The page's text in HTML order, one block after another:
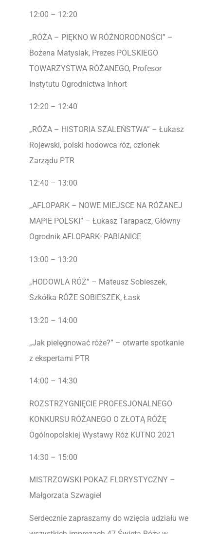
12:00 – 12:20
„RÓŻA – PIĘKNO W RÓŻNORODNOŚCI” –
Bożena Matysiak, Prezes POLSKIEGO
TOWARZYSTWA RÓŻANEGO, Profesor
Instytutu Ogrodnictwa Inhort
12:20 – 12:40
„RÓŻA – HISTORIA SZALEŃSTWA” – Łukasz
Rojewski, polski hodowca róż, członek
Zarządu PTR
12:40 – 13:00
„AFLOPARK – NOWE MIEJSCE NA RÓŻANEJ
MAPIE POLSKI” – Łukasz Tarapacz, Główny
Ogrodnik AFLOPARK- PABIANICE
13:00 – 13:20
„HODOWLA RÓŻ” – Mateusz Sobieszek,
Szkółka RÓŻE SOBIESZEK, Łask
13:20 – 14:00
„Jak pielęgnować róże?” – otwarte spotkanie
z ekspertami PTR
14:00 – 14:30
ROZSTRZYGNIĘCIE PROFESJONALNEGO
KONKURSU RÓŻANEGO O ZŁOTĄ RÓŻĘ
Ogólnopolskiej Wystawy Róż KUTNO 2021
14:30 – 15:00
MISTRZOWSKI POKAZ FLORYSTYCZNY –
Małgorzata Szwagiel
Serdecznie zapraszamy do wzięcia udziału we